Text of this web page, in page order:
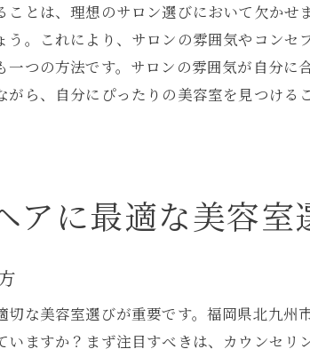
ロングヘアに適した美容
美容室でのカットの仕
美容室のヘアケアプラ
美容室でロングヘアを美しく
美容室でのアフターケ
美容室でのスタイリン
とは、理想のサロン選びにおいて欠か
。これにより、サロンの雰囲気やコン
一つの方法です。サロンの雰囲気が自分
ら、自分にぴったりの美容室を見つける
アに最適な美容室
切な美容室選びが重要です。福岡県北九
ますか？まず注目すべきは、カウンセ